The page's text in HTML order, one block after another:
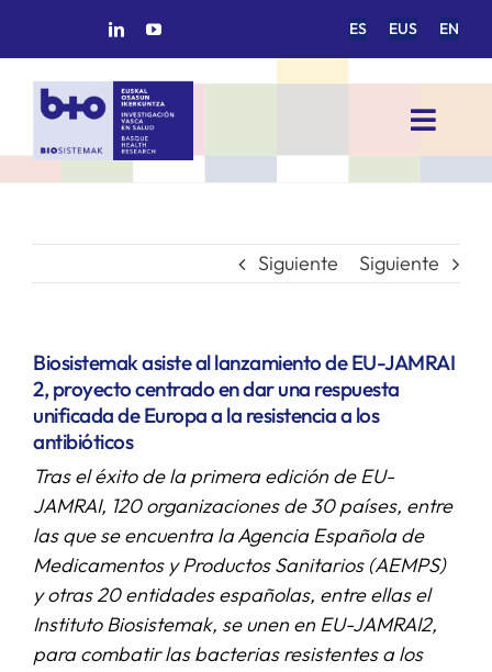
ES EUS EN
Toggle
INICIO
GRUPOS DE INVESTIGACIÓN
PROYECTOS/COLABORACIONES
SERVICIOS
APOYO I+D+I
Siguiente Siguiente
Biosistemak asiste al lanzamiento de EU-JAMRAI
2, proyecto centrado en dar una respuesta
unificada de Europa a la resistencia a los
antibióticos
Tras el éxito de la primera edición de EU-
JAMRAI, 120 organizaciones de 30 países, entre
las que se encuentra la Agencia Española de
Medicamentos y Productos Sanitarios (AEMPS)
y otras 20 entidades españolas, entre ellas el
Instituto Biosistemak, se unen en EU-JAMRAI2,
para combatir las bacterias resistentes a los